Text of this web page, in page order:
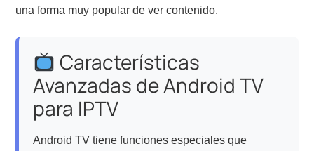
una forma muy popular de ver contenido.
Características
Avanzadas de Android TV
para IPTV
Android TV tiene funciones especiales que